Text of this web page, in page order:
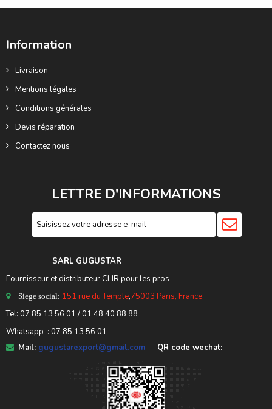
Information
Livraison
Mentions légales
Conditions générales
Devis réparation
Contactez nous
LETTRE D'INFORMATIONS
SARL GUGUSTAR
Fournisseur et distributeur CHR pour les pros
Siege social: 151 rue du Temple,75003 Paris, France
Tel: 07 85 13 56 01 / 01 48 40 88 88
Whatsapp : 07 85 13 56 01
Mail: gugustarexport@gmail.com QR code wechat: